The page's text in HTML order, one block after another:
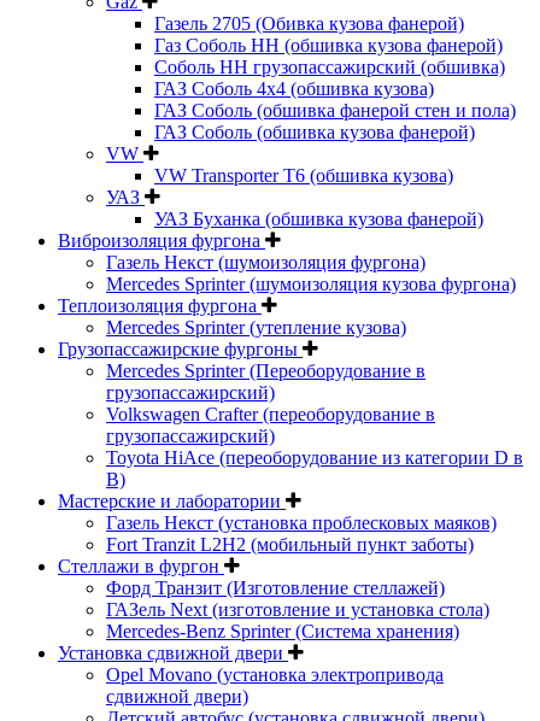
Газель 2705 (Обивка кузова фанерой)
Газ Соболь НН (обшивка кузова фанерой)
Соболь НН грузопассажирский (обшивка)
ГАЗ Соболь 4х4 (обшивка кузова)
ГАЗ Соболь (обшивка фанерой стен и пола)
ГАЗ Соболь (обшивка кузова фанерой)
VW
VW Transporter T6 (обшивка кузова)
УАЗ
УАЗ Буханка (обшивка кузова фанерой)
Виброизоляция фургона
Газель Некст (шумоизоляция фургона)
Mercedes Sprinter (шумоизоляция кузова фургона)
Теплоизоляция фургона
Mercedes Sprinter (утепление кузова)
Грузопассажирские фургоны
Mercedes Sprinter (Переоборудование в
грузопассажирский)
Volkswagen Crafter (переоборудование в
грузопассажирский)
Toyota HiAce (переоборудование из категории D в
B)
Мастерские и лаборатории
Газель Некст (установка проблесковых маяков)
Fort Tranzit L2H2 (мобильный пункт заботы)
Стеллажи в фургон
Форд Транзит (Изготовление стеллажей)
ГАЗель Next (изготовление и установка стола)
Mercedes-Benz Sprinter (Система хранения)
Установка сдвижной двери
Opel Movano (установка электропривода
сдвижной двери)